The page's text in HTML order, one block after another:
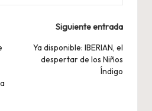
Siguiente entrada
Ya disponible: IBERIAN, el
despertar de los Niños
Índigo